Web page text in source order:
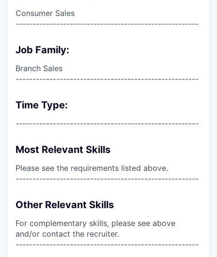
Consumer Sales
------------------------------------------------------
Job Family:
Branch Sales
------------------------------------------------------
Time Type:
------------------------------------------------------
Most Relevant Skills
Please see the requirements listed above.
------------------------------------------------------
Other Relevant Skills
For complementary skills, please see above
and/or contact the recruiter.
------------------------------------------------------